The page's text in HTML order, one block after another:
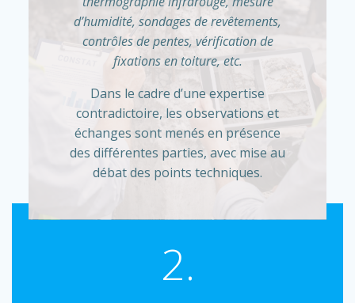
d’humidité, sondages de revêtements,
contrôles de pentes, vérification de
fixations en toiture, etc.
Dans le cadre d’une expertise
contradictoire, les observations et
échanges sont menés en présence
des différentes parties, avec mise au
débat des points techniques.
2.